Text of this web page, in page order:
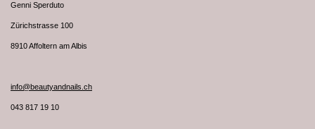
Genni Sperduto
Zürichstrasse 100
8910 Affoltern am Albis
info@beautyandnails.ch
043 817 19 10